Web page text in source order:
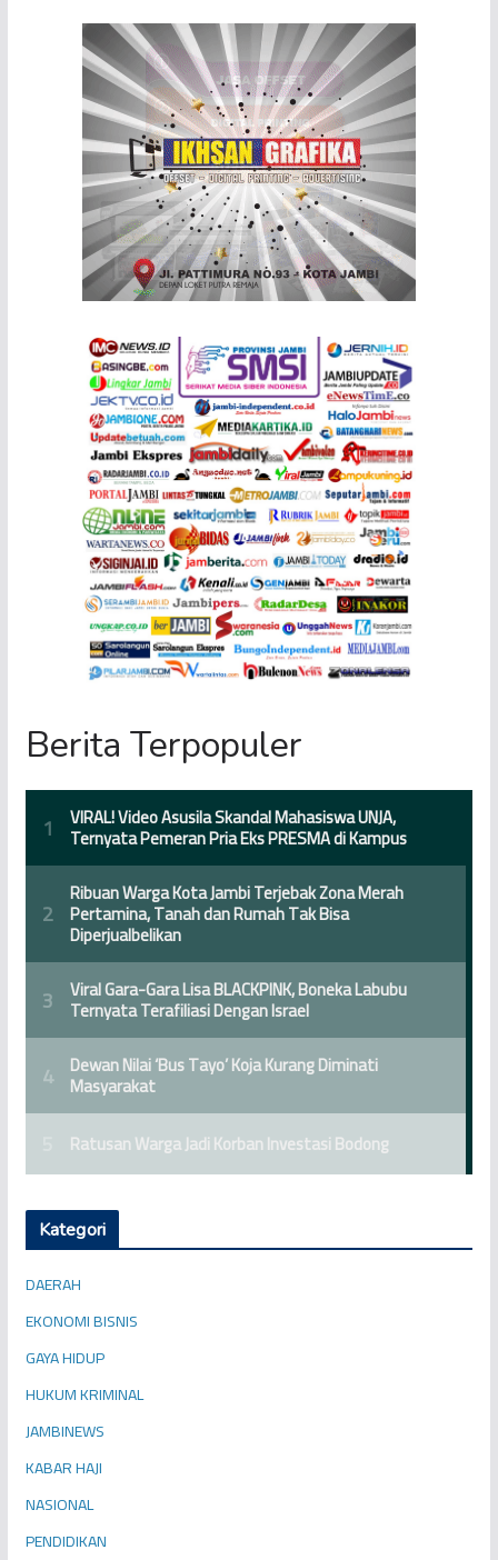
Berita Terpopuler
Kategori
DAERAH
EKONOMI BISNIS
GAYA HIDUP
HUKUM KRIMINAL
JAMBINEWS
KABAR HAJI
NASIONAL
PENDIDIKAN